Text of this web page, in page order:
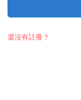
還沒有註冊？